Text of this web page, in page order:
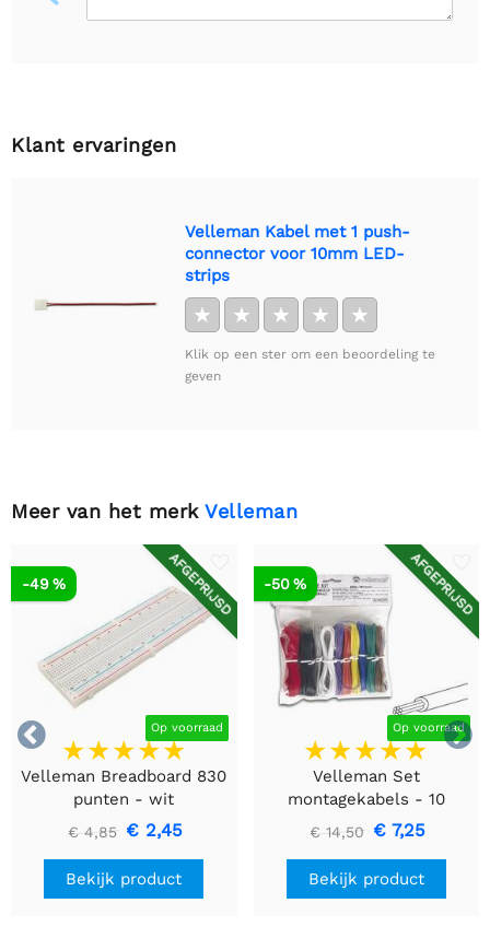
Klant ervaringen
Velleman Kabel met 1 push-
connector voor 10mm LED-
strips
★ ★ ★ ★ ★
Klik op een ster om een beoordeling te
geven
Meer van het merk Velleman


AFGEPRIJSD
Op voorraad
-49 %
Velleman Breadboard 830
punten - wit
€ 4,85 € 2,45
Bekijk product
AFGEPRIJSD
Op voorraad
-50 %
Velleman Set
montagekabels - 10
kleuren - 60m - flexibele
kern (multi core)
€ 14,50 € 7,25
Bekijk product